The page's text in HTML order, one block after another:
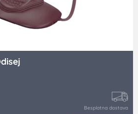
Besplatna dostava